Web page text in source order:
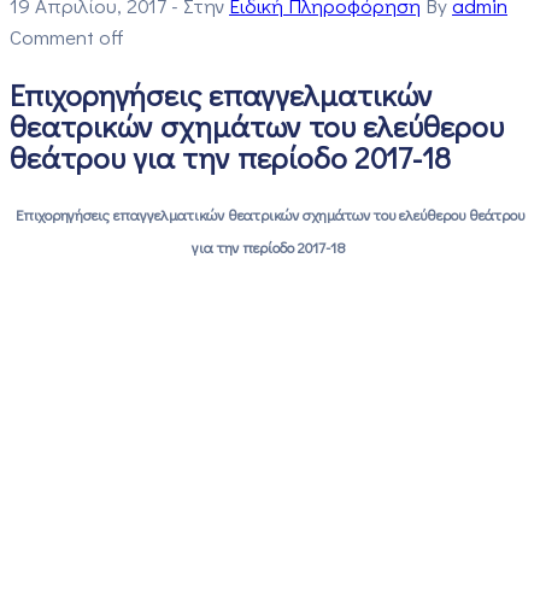
Comment off
Επιχορηγήσεις επαγγελματικών
θεατρικών σχημάτων του ελεύθερου
θεάτρου για την περίοδο 2017-18
Επιχορηγήσεις επαγγελματικών θεατρικών σχημάτων του ελεύθερου θεάτρου
για την περίοδο 2017-18